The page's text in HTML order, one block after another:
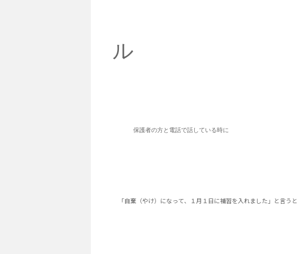
ル
保護者の方と電話で話している時に
「自棄（やけ）になって、１月１日に補習を入れました」と言うと